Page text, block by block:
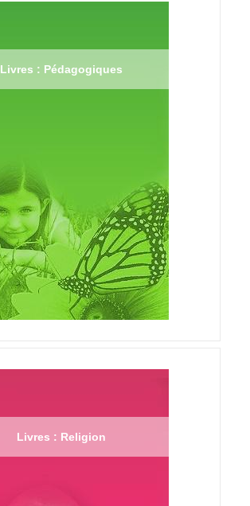
Livres : Pédagogiques
Livres : Religion